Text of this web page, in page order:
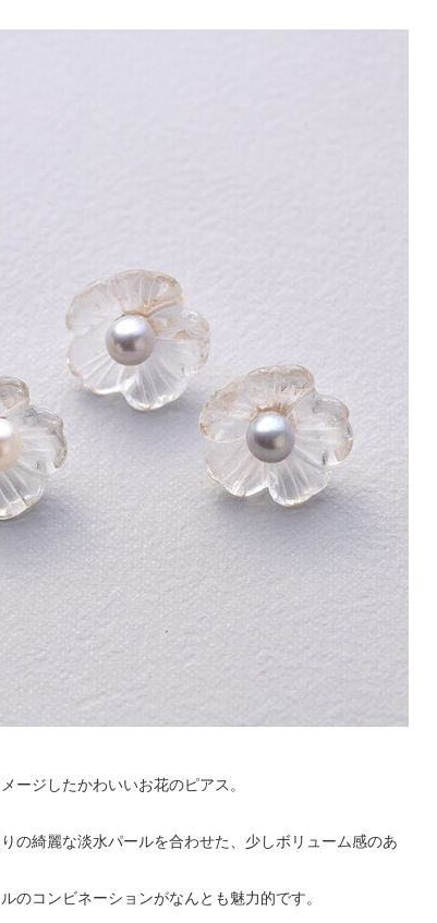
ージしたかわいいお花のピアス。
の綺麗な淡水パールを合わせた、少しボリューム感のあ
のコンビネーションがなんとも魅力的です。